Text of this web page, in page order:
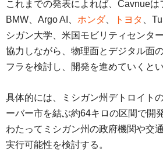
これまでの発表によれば、Cavnueは
BMW、Argo AI、 ホンダ、 トヨタ 、
シガン大学、米国モビリティセンタ
協力しながら、物理面とデジタル面
フラを検討し、開発を進めていくとい
具体的には、ミシガン州デトロイト
ーバー市を結ぶ約64キロの区間で開
わたってミシガン州の政府機関や交
実行可能性を検討する。